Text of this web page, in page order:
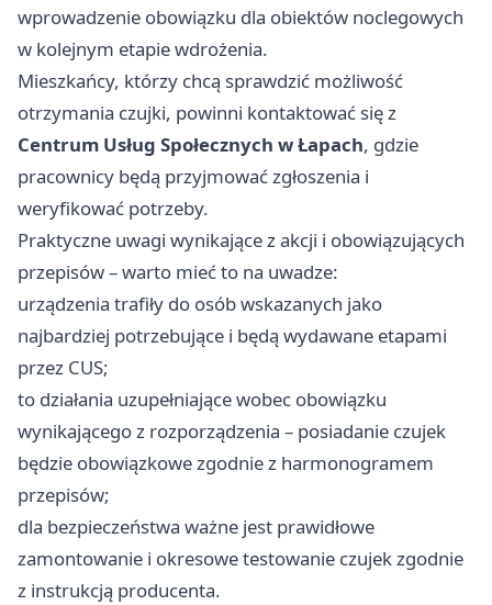
wprowadzenie obowiązku dla obiektów noclegowych
w kolejnym etapie wdrożenia.
Mieszkańcy, którzy chcą sprawdzić możliwość
otrzymania czujki, powinni kontaktować się z
Centrum Usług Społecznych w Łapach, gdzie
pracownicy będą przyjmować zgłoszenia i
weryfikować potrzeby.
Praktyczne uwagi wynikające z akcji i obowiązujących
przepisów – warto mieć to na uwadze:
urządzenia trafiły do osób wskazanych jako
najbardziej potrzebujące i będą wydawane etapami
przez CUS;
to działania uzupełniające wobec obowiązku
wynikającego z rozporządzenia – posiadanie czujek
będzie obowiązkowe zgodnie z harmonogramem
przepisów;
dla bezpieczeństwa ważne jest prawidłowe
zamontowanie i okresowe testowanie czujek zgodnie
z instrukcją producenta.